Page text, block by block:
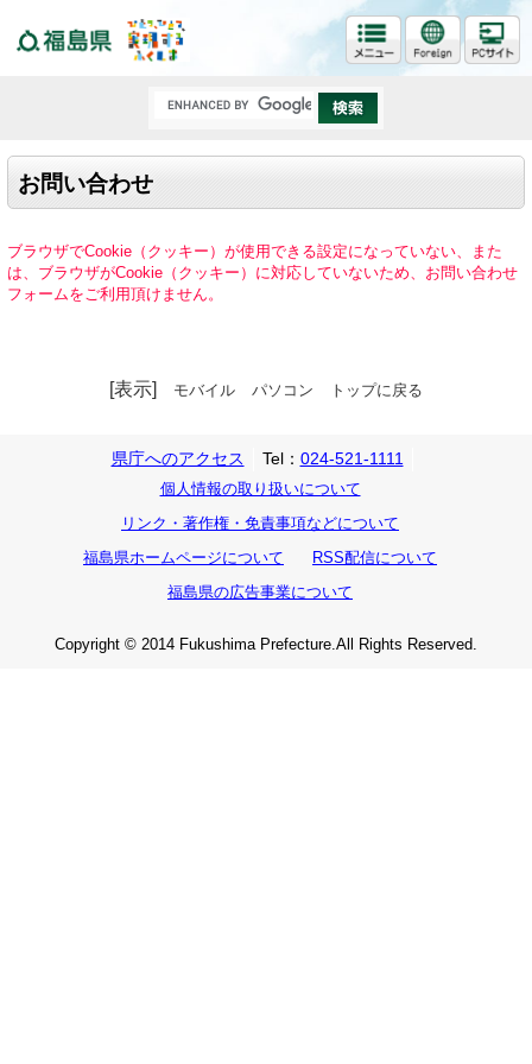
お問い合わせ
ブラウザでCookie（クッキー）が使用できる設定になっていない、また
は、ブラウザがCookie（クッキー）に対応していないため、お問い合わせ
フォームをご利用頂けません。
[表示] モバイル パソコン トップに戻る
県庁へのアクセス Tel： 024-521-1111
個人情報の取り扱いについて
リンク・著作権・免責事項などについて
福島県ホームページについて
RSS配信について
福島県の広告事業について
Copyright © 2014 Fukushima Prefecture.All Rights Reserved.